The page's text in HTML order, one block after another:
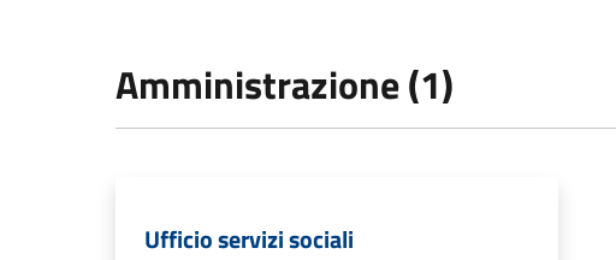
Amministrazione (1)
Ufficio servizi sociali